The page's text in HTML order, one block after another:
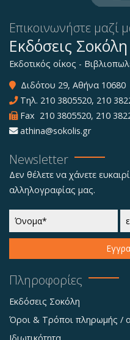
Επικοινωνήστε μαζί
Εκδόσεις Σοκόλη
Εκδοτικός οίκος -
Διδότου 29, Αθήνα 10680
Τηλ. 210 3805520, 210
Fax 210 3805520, 210
athina@sokolis.gr
Newsletter
Δεν θέλετε να χάνετε
αλληλογραφίας μας.
Πληροφορίες
Εκδόσεις Σοκόλη
Όροι & Τρόποι πληρωμής /